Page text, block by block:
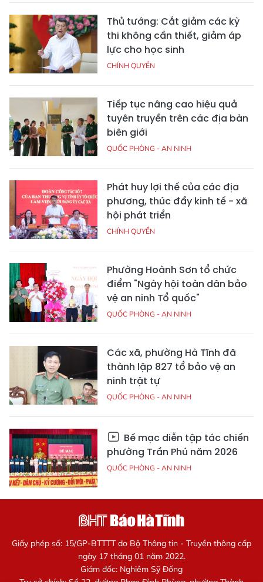
Thủ tướng: Cắt giảm các kỳ
thi không cần thiết, giảm áp
lực cho học sinh
CHÍNH QUYỀN
Tiếp tục nâng cao hiệu quả
tuyên truyền trên các địa bàn
biên giới
QUỐC PHÒNG - AN NINH
Phát huy lợi thế của các địa
phương, thúc đẩy kinh tế - xã
hội phát triển
CHÍNH QUYỀN
Phường Hoành Sơn tổ chức
điểm "Ngày hội toàn dân bảo
vệ an ninh Tổ quốc"
QUỐC PHÒNG - AN NINH
Các xã, phường Hà Tĩnh đã
thành lập 827 tổ bảo vệ an
ninh trật tự
QUỐC PHÒNG - AN NINH
Bế mạc diễn tập tác chiến
phường Trần Phú năm 2026
QUỐC PHÒNG - AN NINH
Giấy phép số: 15/GP-BTTTT do Bộ Thông tin - Truyền thông cấp
ngày 17 tháng 01 năm 2022.
Giám đốc: Nghiêm Sỹ Đống